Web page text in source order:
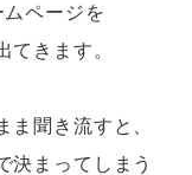
ページを
てきます。
ま聞き流すと、
決まってしまう